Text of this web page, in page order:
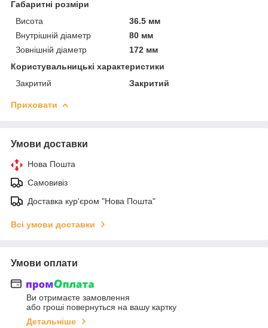
Габаритні розміри
Висота
36.5 мм
Внутрішній діаметр
80 мм
Зовнішній діаметр
172 мм
Користувальницькі характеристики
Закритий
Закритий
Приховати
Умови доставки
Нова Пошта
Самовивіз
Доставка кур'єром "Нова Пошта"
Всі умови доставки
Умови оплати
Ви отримаєте замовлення
або гроші повернуться на вашу картку
Детальніше